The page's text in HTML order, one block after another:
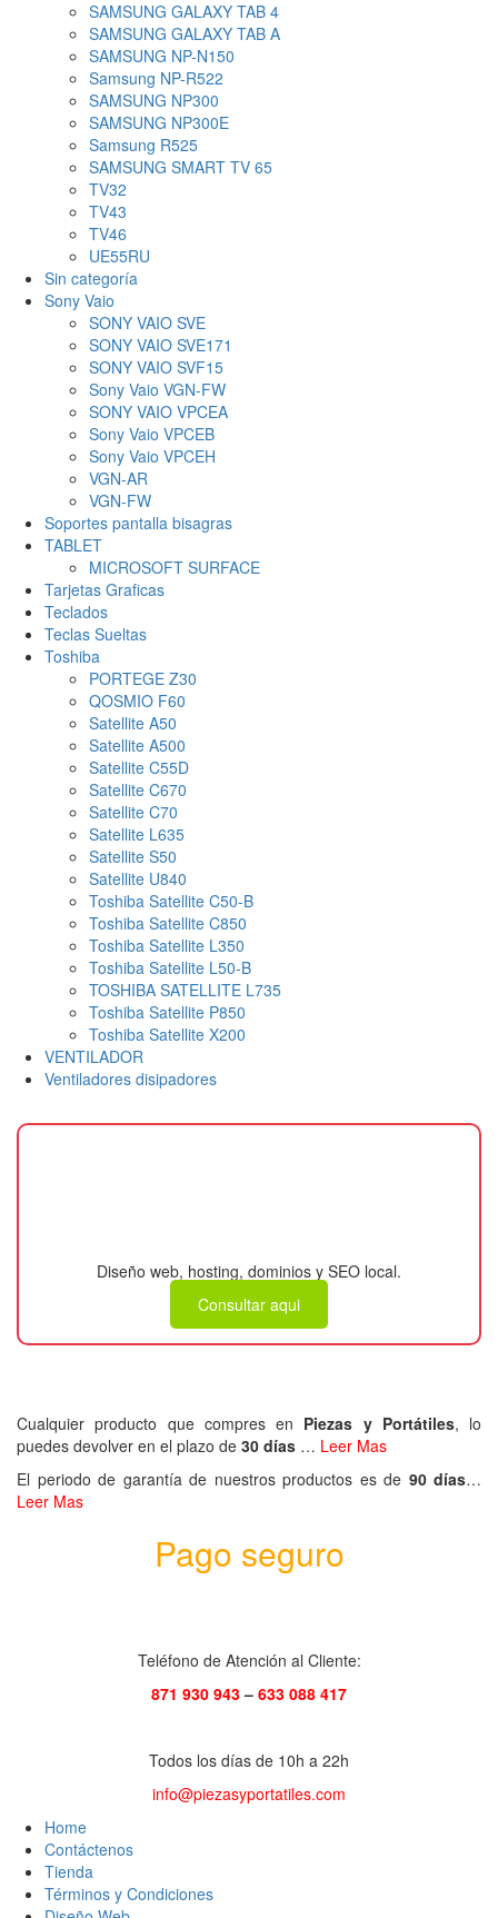
SAMSUNG GALAXY TAB 4
SAMSUNG GALAXY TAB A
SAMSUNG NP-N150
Samsung NP-R522
SAMSUNG NP300
SAMSUNG NP300E
Samsung R525
SAMSUNG SMART TV 65
TV32
TV43
TV46
UE55RU
Sin categoría
Sony Vaio
SONY VAIO SVE
SONY VAIO SVE171
SONY VAIO SVF15
Sony Vaio VGN-FW
SONY VAIO VPCEA
Sony Vaio VPCEB
Sony Vaio VPCEH
VGN-AR
VGN-FW
Soportes pantalla bisagras
TABLET
MICROSOFT SURFACE
Tarjetas Graficas
Teclados
Teclas Sueltas
Toshiba
PORTEGE Z30
QOSMIO F60
Satellite A50
Satellite A500
Satellite C55D
Satellite C670
Satellite C70
Satellite L635
Satellite S50
Satellite U840
Toshiba Satellite C50-B
Toshiba Satellite C850
Toshiba Satellite L350
Toshiba Satellite L50-B
TOSHIBA SATELLITE L735
Toshiba Satellite P850
Toshiba Satellite X200
VENTILADOR
Ventiladores disipadores
Diseño web, hosting, dominios y SEO local.
Consultar aqui
Cualquier producto que compres en Piezas y Portátiles, lo
puedes devolver en el plazo de 30 días … Leer Mas
El periodo de garantía de nuestros productos es de 90 días…
Leer Mas
Pago seguro
Teléfono de Atención al Cliente:
871 930 943– 633 088 417
Todos los días de 10h a 22h
info@piezasyportatiles.com
Home
Contáctenos
Tienda
Términos y Condiciones